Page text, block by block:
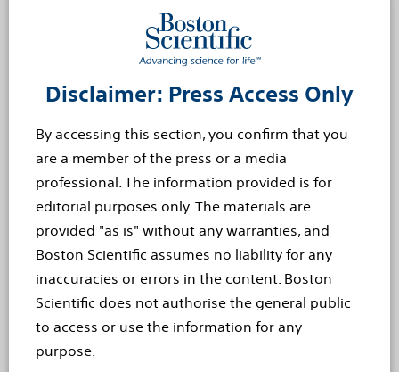
Disclaimer: Press Access Only
By accessing this section, you confirm that you
are a member of the press or a media
professional. The information provided is for
editorial purposes only. The materials are
provided "as is" without any warranties, and
Boston Scientific assumes no liability for any
inaccuracies or errors in the content. Boston
Scientific does not authorise the general public
to access or use the information for any
purpose.
interventionsmedizinischer Fachbereiche Anwendung
finden. Für weitere Informationen besuchen Sie
https://www.bostonscientific.com
Warnhinweis bezüglich vorausblickender Aussagen
Diese Pressemitteilung enthält vorausblickende
Aussagen nach Massgabe des Abschnitts 27A des US-
amerikanischen "Securities Exchange Act" aus dem
Jahre 1933 und des Abschnitts 21E "Securities Exchange
Act aus dem Jahre 1934. Vorausblickende Aussagen
können durch Wörter wie "annehmen", "erwarten",
"projizieren", "glauben", "planen", "schätzen",
"beabsichtigen" und ähnliches ausgedrückt werden.
Diese vorausblickenden Aussagen basieren auf unseren
Erwartungen, Annahmen und Einschätzungen, zu